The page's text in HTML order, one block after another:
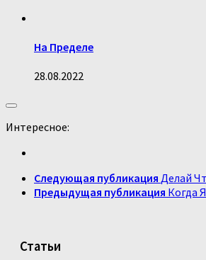
На Пределе
28.08.2022
Интересное:
Следующая публикация Делай
Предыдущая публикация Когда
Статьи